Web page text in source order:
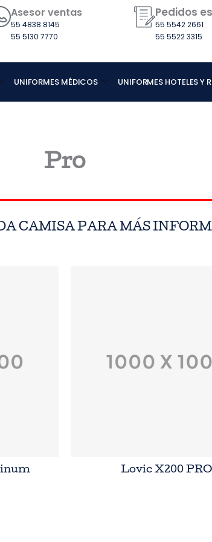
Asesor ventas
55 4838 8145
55 5130 7770
Pedidos
55 5542 2661
55 5522 3315
UNIFORMES MÉDICOS UNIFORMES HOTELES Y
Pro
CAMISA PARA MÁS
Lovic X200 PRO